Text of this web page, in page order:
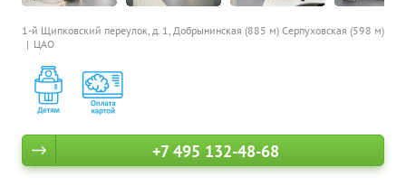
1-й Щипковский переулок, д. 1, Добрынинская (885 м) Серпуховская (598 м)
ЦАО
+7 495 132-48-68